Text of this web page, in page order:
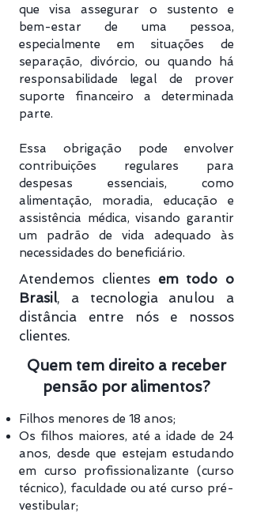
que visa assegurar o sustento e
bem-estar de uma pessoa,
especialmente em situações de
separação, divórcio, ou quando há
responsabilidade legal de prover
suporte financeiro a determinada
parte.
Essa obrigação pode envolver
contribuições regulares para
despesas essenciais, como
alimentação, moradia, educação e
assistência médica, visando garantir
um padrão de vida adequado às
necessidades do beneficiário.
Atendemos clientes em todo o
Brasil, a tecnologia anulou a
distância entre nós e nossos
clientes.
Quem tem direito a receber
pensão por alimentos?
Filhos menores de 18 anos;
Os filhos maiores, até a idade de 24
anos, desde que estejam estudando
em curso profissionalizante (curso
técnico), faculdade ou até curso pré-
vestibular;